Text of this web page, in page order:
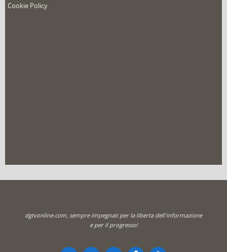
Cookie Policy
dgtvonline.com, sempre impegnati per la liberta dell'informazione
e per il progresso!